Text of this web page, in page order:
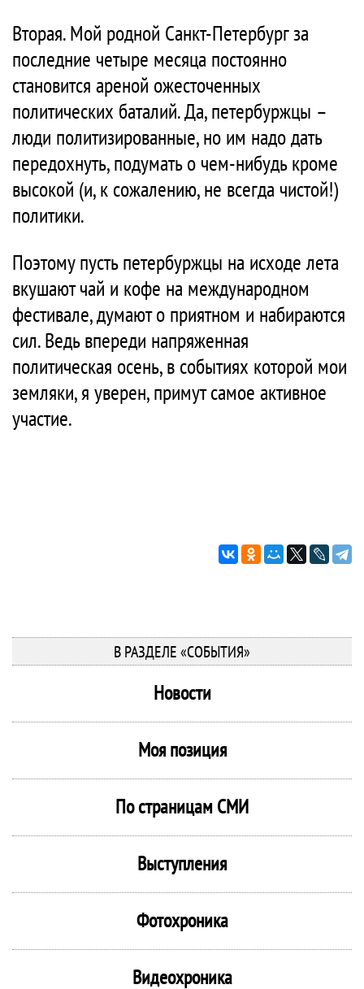
Вторая. Мой родной Санкт-Петербург за
последние четыре месяца постоянно
становится ареной ожесточенных
политических баталий. Да, петербуржцы –
люди политизированные, но им надо дать
передохнуть, подумать о чем-нибудь кроме
высокой (и, к сожалению, не всегда чистой!)
политики.
Поэтому пусть петербуржцы на исходе лета
вкушают чай и кофе на международном
фестивале, думают о приятном и набираются
сил. Ведь впереди напряженная
политическая осень, в событиях которой мои
земляки, я уверен, примут самое активное
участие.
В РАЗДЕЛЕ «СОБЫТИЯ»
Новости
Моя позиция
По страницам СМИ
Выступления
Фотохроника
Видеохроника